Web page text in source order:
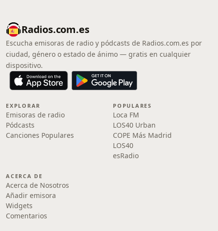
Radios.com.es
Escucha emisoras de radio y pódcasts de Radios.com.es por
ciudad, género o estado de ánimo — gratis en cualquier
dispositivo.
EXPLORAR
Emisoras de radio
Pódcasts
Canciones Populares
POPULARES
Loca FM
LOS40 Urban
COPE Más Madrid
LOS40
esRadio
ACERCA DE
Acerca de Nosotros
Añadir emisora
Widgets
Comentarios